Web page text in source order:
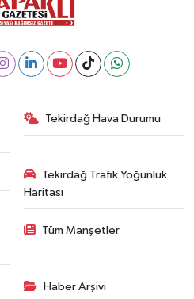
Tekirdağ Hava Durumu
Tekirdağ Trafik Yoğunluk
Haritası
Tüm Manşetler
Haber Arşivi